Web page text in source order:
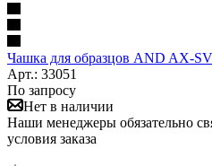
Чашка для образцов AND AX-
Арт.: 33051
По запросу
Нет в наличии
Наши менеджеры обязательно
условия заказа